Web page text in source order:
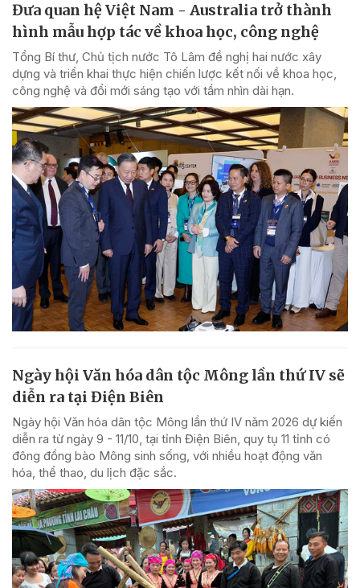
Đưa quan hệ Việt Nam - Australia trở thành
hình mẫu hợp tác về khoa học, công nghệ
Tổng Bí thư, Chủ tịch nước Tô Lâm đề nghị hai nước xây
dựng và triển khai thực hiện chiến lược kết nối về khoa học,
công nghệ và đổi mới sáng tạo với tầm nhìn dài hạn.
Ngày hội Văn hóa dân tộc Mông lần thứ IV sẽ
diễn ra tại Điện Biên
Ngày hội Văn hóa dân tộc Mông lần thứ IV năm 2026 dự kiến
diễn ra từ ngày 9 - 11/10, tại tỉnh Điện Biên, quy tụ 11 tỉnh có
đông đồng bào Mông sinh sống, với nhiều hoạt động văn
hóa, thể thao, du lịch đặc sắc.